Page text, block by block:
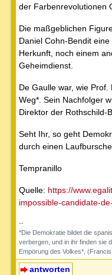
der Farbenrevolutionen
Die maßgeblichen
Daniel Cohn-Bendit
Herkunft, noch einem
Geheimdienst.
De Gaulle war, wie
Weg*. Sein Nachfolger
Direktor der Rothschild-
Seht Ihr, so geht
durch einen
Tempranillo
Quelle: https://
impossible-candidate-
--
*Die Demokratie bildet die
verbergen, und in ihr finden sie
Empörung des Volkes*, (Francis
antworten